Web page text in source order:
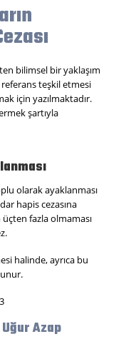
bilimsel bir yaklaşım
referans teşkil etmesi
için yazılmaktadır.
şartıyla
olarak ayaklanması
hapis cezasına
fazla olmaması
halinde, ayrıca bu
Azap